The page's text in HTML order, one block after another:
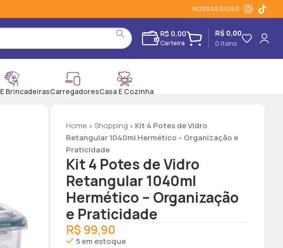
NOSSAS REDES:
R$ 0,00
0 itens
R$ 0,00
BrincadeirasCarregadoresCasa E Cozinha
Home »Shopping » Kit 4 Potes de Vidro
Retangular 1040ml Hermético – Organização e
Praticidade
Kit 4 Potes de Vidro
Retangular 1040ml
Hermético – Organização
e Praticidade
R$ 99,90
5 em estoque